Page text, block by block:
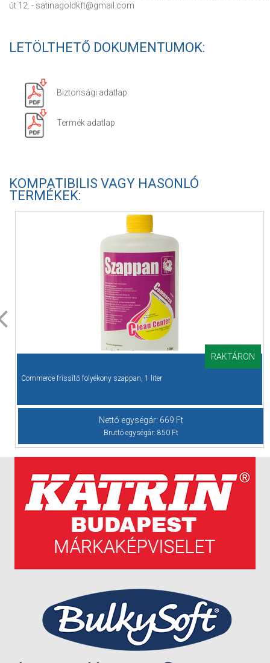
út 12. - satinagoldkft@gmail.com
LETÖLTHETŐ DOKUMENTUMOK:
Biztonsági adatlap
Termék adatlap
KOMPATIBILIS VAGY HASONLÓ
TERMÉKEK:
RAKTÁRON
Commerce frissítő folyékony szappan, 1 liter
Nettó egységár: 669 Ft
Bruttó egységár: 850 Ft